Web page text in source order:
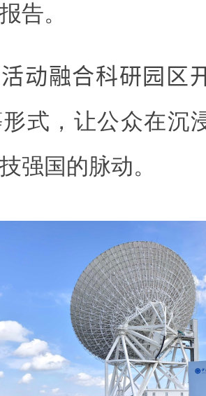
告。
动融合科研园区
式，让公众在沉
强国的脉动。